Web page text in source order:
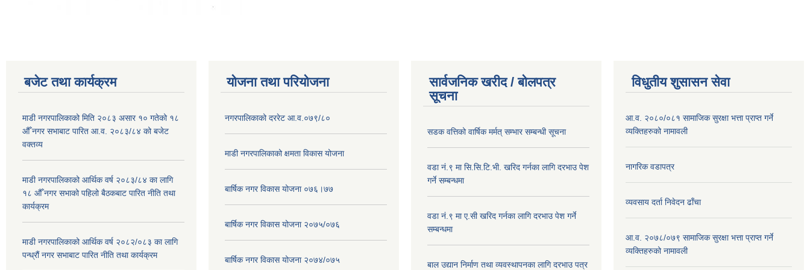
बजेट तथा कार्यक्रम
माडी नगरपालिकाको मिति २०८३ असार १० गतेको १८
औँ नगर सभाबाट पारित आ.व. २०८३/८४ को बजेट
वक्तव्य
माडी नगरपालिकाको आर्थिक वर्ष २०८३/८४ का लागि
१८ औँ नगर सभाको पहिलो बैठकबाट पारित नीति तथा
कार्यक्रम
माडी नगरपालिकाको आर्थिक वर्ष २०८२/०८३ का लागि
पन्ध्रौं नगर सभाबाट पारित नीति तथा कार्यक्रम
योजना तथा परियोजना
नगरपालिकाको दररेट आ.व.०७९/८०
माडी नगरपालिकाको क्षमता विकास योजना
बार्षिक नगर विकास योजना ०७६।७७
बार्षिक नगर विकास योजना २०७५/०७६
बार्षिक नगर विकास योजना २०७४/०७५
सार्वजनिक खरीद / बोलपत्र
सूचना
सडक वत्तिको वार्षिक मर्मत् सम्भार सम्बन्धी सूचना
वडा नं.९ मा सि.सि.टि.भी. खरिद गर्नका लागि दरभाउ पेश
गर्ने सम्बन्धमा
वडा नं.९ मा ए.सी खरिद गर्नका लागि दरभाउ पेश गर्ने
सम्बन्धमा
बाल उद्यान निर्माण तथा व्यवस्थापनका लागि दरभाउ पत्र
विधुतीय शुसासन सेवा
आ.व. २०८०/०८१ सामाजिक सुरक्षा भत्ता प्राप्त गर्ने
व्यक्तिहरुको नामावली
नागरिक वडापत्र
व्यवसाय दर्ता निवेदन ढाँचा
आ.व. २०७८/०७९ सामाजिक सुरक्षा भत्ता प्राप्त गर्ने
व्यक्तिहरुको नामावली